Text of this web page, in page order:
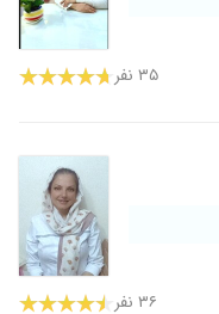
۳۵ نفر
۳۶ نفر